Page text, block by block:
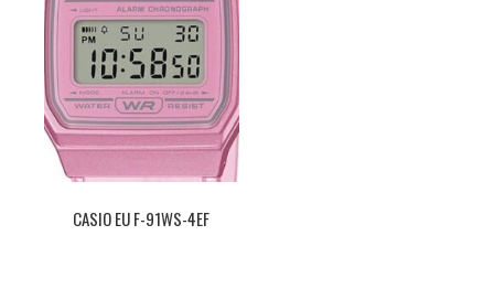
CASIO EU F-91WS-4EF